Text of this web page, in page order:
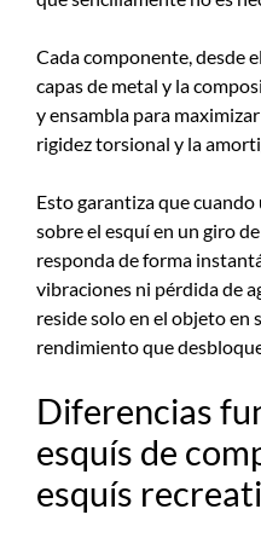
Cada componente, desde
capas de metal y la
y ensambla para
rigidez torsional y la
Esto garantiza que
sobre el esquí en un giro
responda de forma
vibraciones ni pérdida de
reside solo en el objeto en
rendimiento que
Diferencias
esquís de
esquís